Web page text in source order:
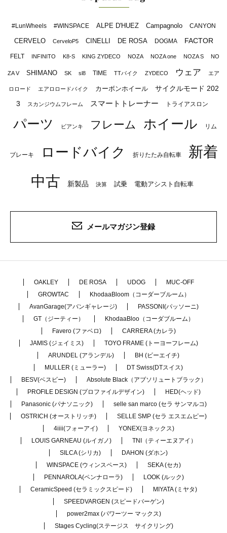
#LunWheels #WINSPACE ALPE D'HUEZ Campagnolo CANYON
CERVELO CerveloP5 CINELLI DE ROSA DOGMA FACTOR
FELT INFINITO K8-S KING ZYDECO NOZA NOZA one NOZA S NO
ZA V SHIMANO SK sl8 TIME TTバイク ZYDECO ウェア エア
ロロード エアロロードバイク カーボンホイール
サイクルモード 202
3
スカンジウムフレーム スマートトレーナー トライアスロン
パーツ ビアンキ フレーム ホイール リム
ブレーキ ロードバイク 折りたたみ自転車
新着
中古
新製品 決算 試乗 電動アシスト自転車
メールマガジン登録
OAKLEY DE ROSA UDOG
MUC-OFF
GROWTAC
KhodaaBloom（コーダーブルーム）
AvanGarage(アバンギャレージ)
PASSONI(パッソーニ)
GT（ジーティー）
KhodaaBloo（コーダブルーム）
Favero (ファベロ)
CARRERA (カレラ)
JAMIS (ジェイミス)
TOYO FRAME (トーヨーフレーム)
ARUNDEL (アランデル)
BH (ビーエイチ)
MULLER (ミューラー)
DT Swiss(DTスイス)
BESV(ベスビー)
Absolute Black（アブソリュートブラック）
PROFILE DESIGN (プロファイルデザイン)
HED(ヘッド)
Panasonic (パナソニック)
selle san marco (セラ サンマルコ)
OSTRICH (オーストリッチ)
SELLE SMP (セラ エスエムピー)
4iiii(フォーアイ)
YONEX(ヨネックス)
LOUIS GARNEAU (ルイガノ)
TNI（ティーエヌアイ）
SILCA (シリカ)
DAHON (ダホン)
WINSPACE (ウィンスペース)
SEKA (セカ)
PENNAROLA(ペンナローラ)
LOOK (ルック)
CeramicSpeed (セラミックスピード)
MIYATA (ミヤタ)
SPEEDVARGEN (スピードバーゲン)
power2max (パワーツー マックス)
Stages Cycling(ステージス サイクリング)